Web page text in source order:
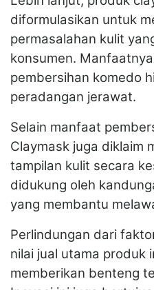
diformulasikan untuk
permasalahan kulit
konsumen.
pembersihan komedo
peradangan jerawat.
Selain manfaat
Claymask juga diklaim
tampilan kulit secara
didukung oleh
yang membantu
Perlindungan dari
nilai jual utama produk
memberikan benteng